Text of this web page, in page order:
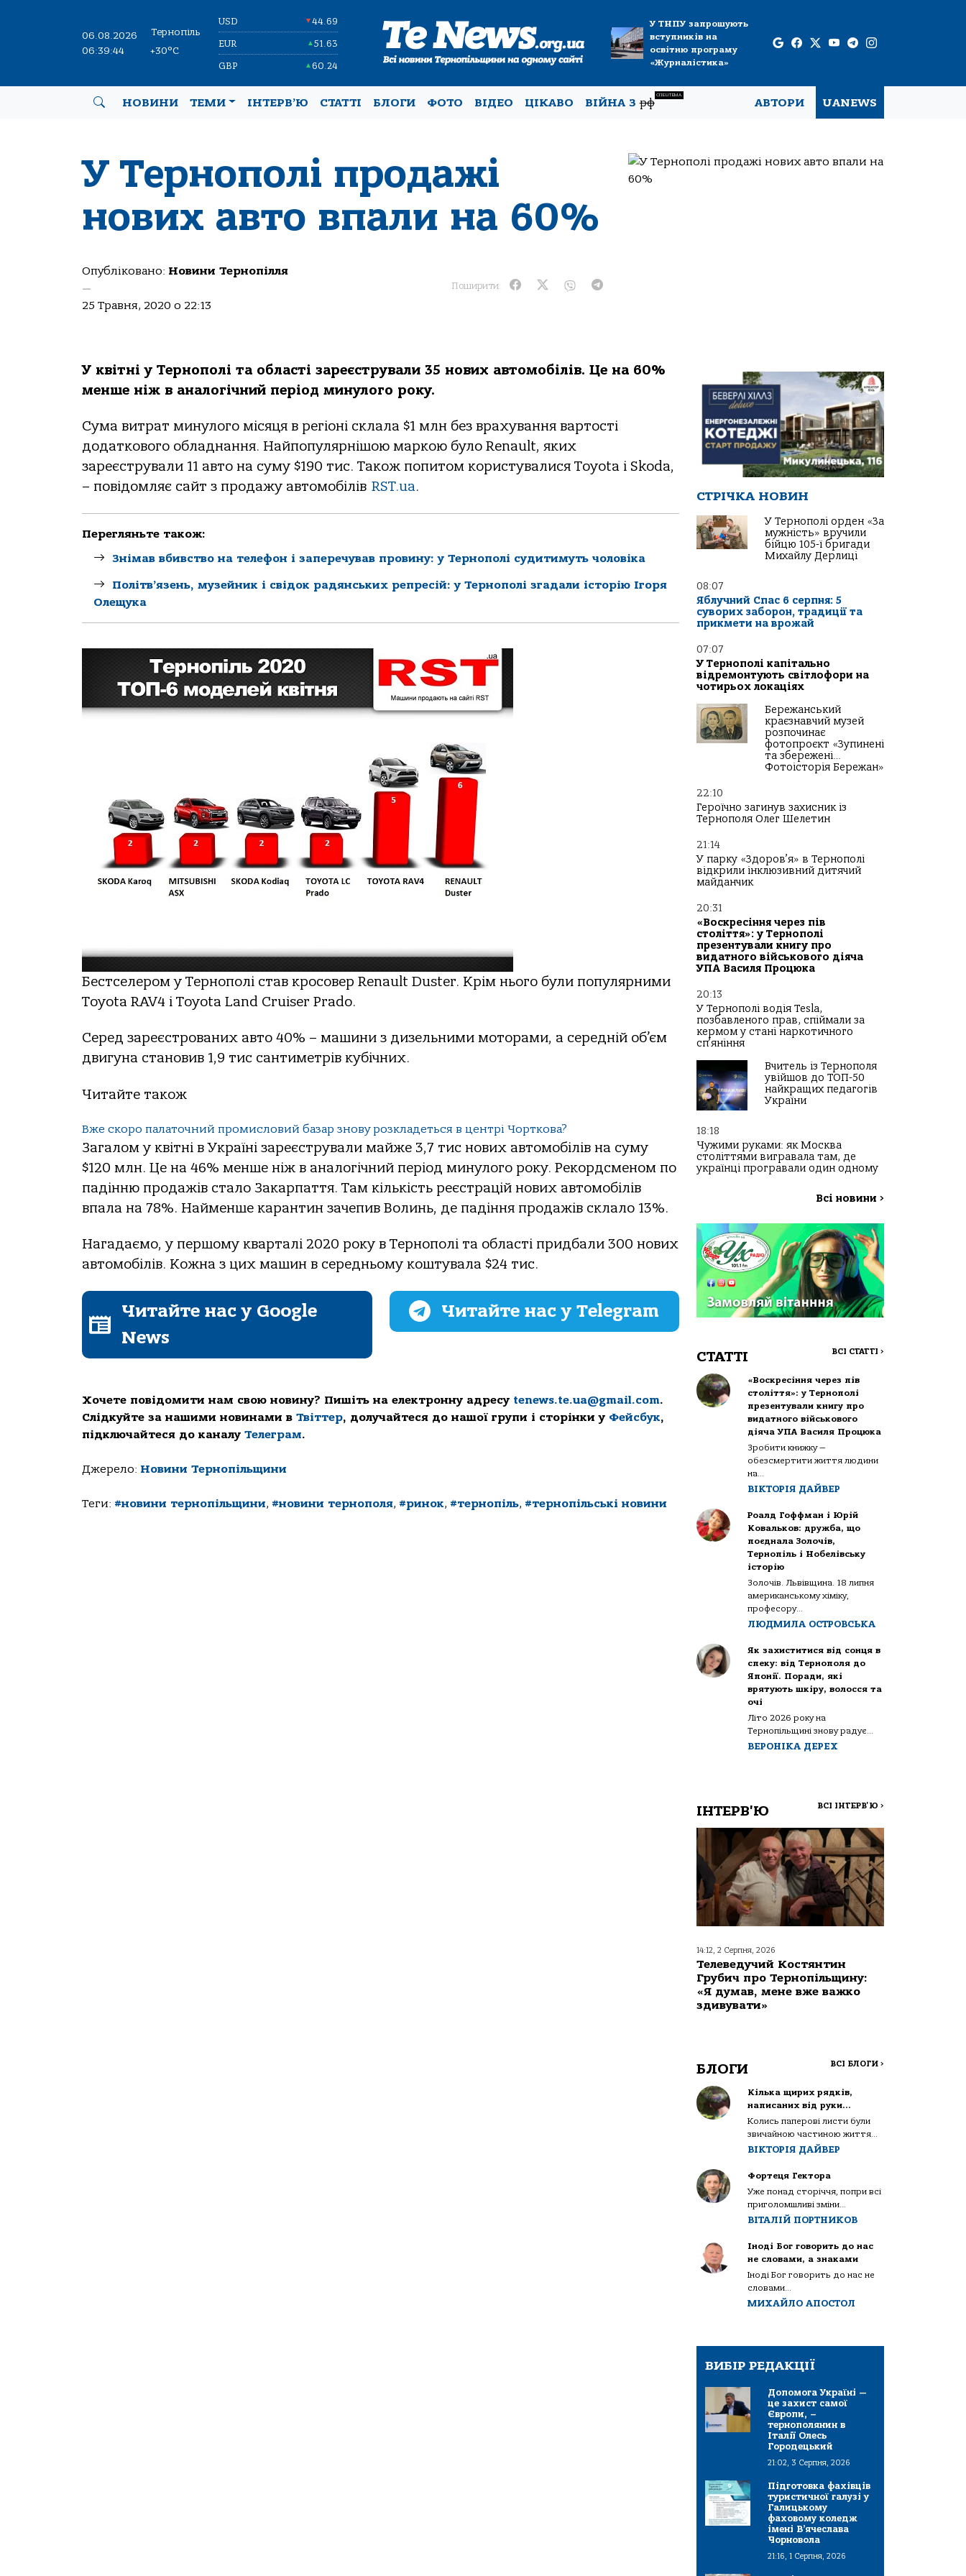
06.08.2026
06:39:45
Тернопіль
+30°C
USD ▼44.69
EUR ▲51.63
GBP ▲60.24
У ТНПУ запрошують
вступників на
освітню програму
«Журналістика»
НОВИНИ ТЕМИ ІНТЕРВ’Ю СТАТТІ БЛОГИ ФОТО ВІДЕО ЦІКАВО ВІЙНА Зрф
СПЕЦТЕМА
АВТОРИ UANEWS
У Тернополі продажі
нових авто впали на 60%
Опубліковано: Новини Тернопілля
—
25 Травня, 2020 о 22:13
Поширити:
У квітні у Тернополі та області зареєстрували 35 нових автомобілів. Це на 60%
менше ніж в аналогічний період минулого року.
Сума витрат минулого місяця в регіоні склала $1 млн без врахування вартості
додаткового обладнання. Найпопулярнішою маркою було Renault, яких
зареєстрували 11 авто на суму $190 тис. Також попитом користувалися Toyota і Skoda,
– повідомляє сайт з продажу автомобілів RST.ua.
Перегляньте також:
Знімав вбивство на телефон і заперечував провину: у Тернополі судитимуть чоловіка
Політв’язень, музейник і свідок радянських репресій: у Тернополі згадали історію Ігоря
Олещука
Бестселером у Тернополі став кросовер Renault Duster. Крім нього були популярними
Toyota RAV4 і Toyota Land Cruiser Prado.
Серед зареєстрованих авто 40% – машини з дизельними моторами, а середній об’єм
двигуна становив 1,9 тис сантиметрів кубічних.
Читайте також
Вже скоро палаточний промисловий базар знову розкладеться в центрі Чорткова?
Загалом у квітні в Україні зареєстрували майже 3,7 тис нових автомобілів на суму
$120 млн. Це на 46% менше ніж в аналогічний період минулого року. Рекордсменом по
падінню продажів стало Закарпаття. Там кількість реєстрацій нових автомобілів
впала на 78%. Найменше карантин зачепив Волинь, де падіння продажів склало 13%.
Нагадаємо, у першому кварталі 2020 року в Тернополі та області придбали 300 нових
автомобілів. Кожна з цих машин в середньому коштувала $24 тис.
Читайте нас у Google
News
Читайте нас у Telegram
Хочете повідомити нам свою новину? Пишіть на електронну адресу tenews.te.ua@gmail.com.
Слідкуйте за нашими новинами в Твіттер, долучайтеся до нашої групи і сторінки у Фейсбук,
підключайтеся до каналу Телеграм.
Джерело: Новини Тернопільщини
Теги: #новини тернопільщини, #новини тернополя, #ринок, #тернопіль, #тернопільські новини
СТРІЧКА НОВИН
У Тернополі орден «За
мужність» вручили
бійцю 105-ї бригади
Михайлу Дерлиці
08:07
Яблучний Спас 6 серпня: 5
суворих заборон, традиції та
прикмети на врожай
07:07
У Тернополі капітально
відремонтують світлофори на
чотирьох локаціях
Бережанський
краєзнавчий музей
розпочинає
фотопроєкт «Зупинені
та збережені…
Фотоісторія Бережан»
22:10
Героїчно загинув захисник із
Тернополя Олег Шелетин
21:14
У парку «Здоров’я» в Тернополі
відкрили інклюзивний дитячий
майданчик
20:31
«Воскресіння через пів
століття»: у Тернополі
презентували книгу про
видатного військового діяча
УПА Василя Процюка
20:13
У Тернополі водія Tesla,
позбавленого прав, спіймали за
кермом у стані наркотичного
сп’яніння
Вчитель із Тернополя
увійшов до ТОП-50
найкращих педагогів
України
18:18
Чужими руками: як Москва
століттями вигравала там, де
українці програвали один одному
Всі новини >
СТАТТІ ВСІ СТАТТІ >
«Воскресіння через пів
століття»: у Тернополі
презентували книгу про
видатного військового
діяча УПА Василя Процюка
Зробити книжку —
обезсмертити життя людини
на...
ВІКТОРІЯ ДАЙВЕР
Роалд Гоффман і Юрій
Ковальков: дружба, що
поєднала Золочів,
Тернопіль і Нобелівську
історію
Золочів. Львівщина. 18 липня
американському хіміку,
професору...
ЛЮДМИЛА ОСТРОВСЬКА
Як захиститися від сонця в
спеку: від Тернополя до
Японії. Поради, які
врятують шкіру, волосся та
очі
Літо 2026 року на
Тернопільщині знову радує...
ВЕРОНІКА ДЕРЕХ
ІНТЕРВ'Ю ВСІ ІНТЕРВ'Ю >
14:12, 2 Серпня, 2026
Телеведучий Костянтин
Грубич про Тернопільщину:
«Я думав, мене вже важко
здивувати»
БЛОГИ ВСІ БЛОГИ >
Кілька щирих рядків,
написаних від руки…
Колись паперові листи були
звичайною частиною життя...
ВІКТОРІЯ ДАЙВЕР
Фортеця Гектора
Уже понад сторіччя, попри всі
приголомшливі зміни...
ВІТАЛІЙ ПОРТНИКОВ
Іноді Бог говорить до нас
не словами, а знаками
Іноді Бог говорить до нас не
словами...
МИХАЙЛО АПОСТОЛ
ВИБІР РЕДАКЦІЇ
Допомога Україні —
це захист самої
Європи, –
тернополянин в
Італії Олесь
Городецький
21:02, 3 Серпня, 2026
Підготовка фахівців
туристичної галузі у
Галицькому
фаховому коледж
імені В’ячеслава
Чорновола
21:16, 1 Серпня, 2026